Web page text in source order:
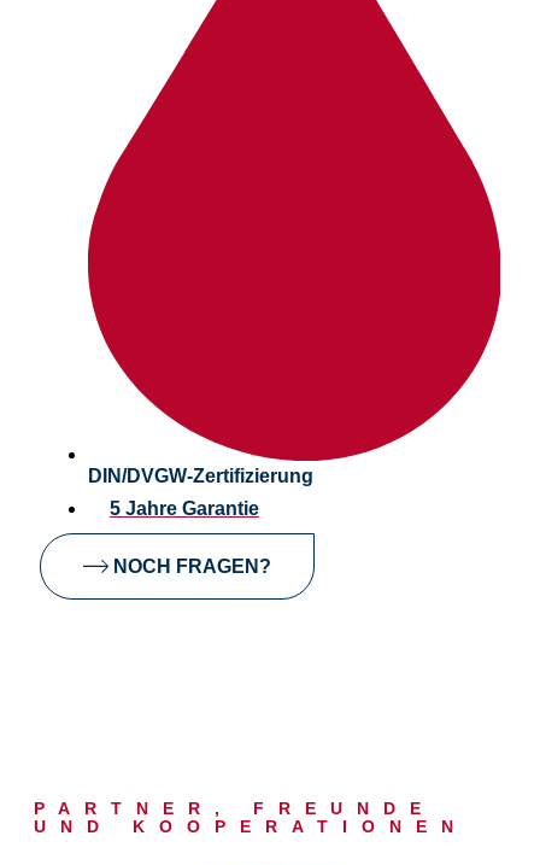
DIN/DVGW-Zertifizierung
5 Jahre Garantie
NOCH FRAGEN?
PARTNER, FREUNDE
UND KOOPERATIONEN